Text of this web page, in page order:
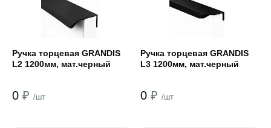
Ручка торцевая GRANDIS
L2 1200мм, мат.черный
0 ₽ /шт
Ручка торцевая GRANDIS
L3 1200мм, мат.черный
0 ₽ /шт